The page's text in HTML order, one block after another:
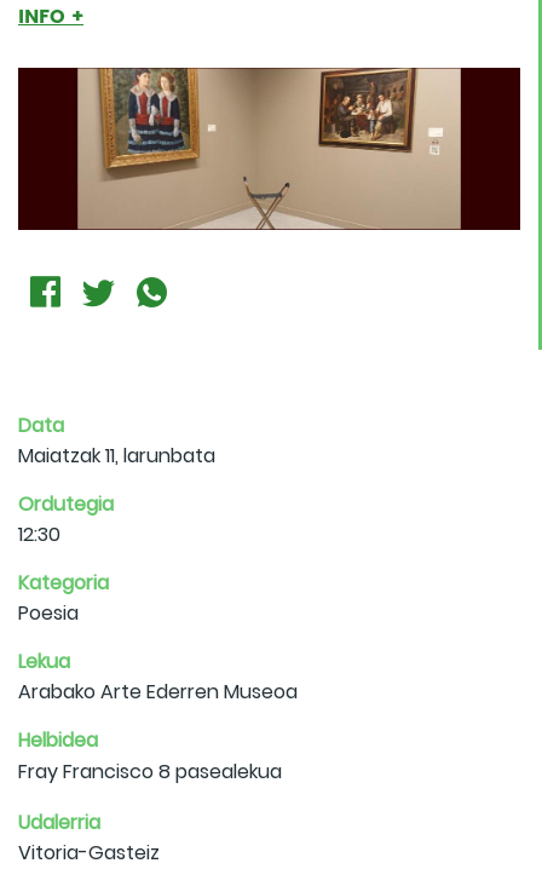
INFO +
Data
Maiatzak 11, larunbata
Ordutegia
12:30
Kategoria
Poesia
Lekua
Arabako Arte Ederren Museoa
Helbidea
Fray Francisco 8 pasealekua
Udalerria
Vitoria-Gasteiz